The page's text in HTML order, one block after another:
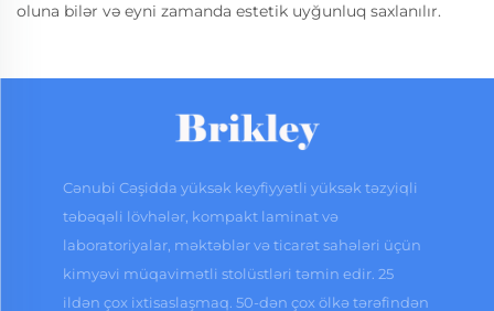
oluna bilər və eyni zamanda estetik uyğunluq saxlanılır.
Cənubi Cəşidda yüksək keyfiyyətli yüksək təzyiqli
təbəqəli lövhələr, kompakt laminat və
laboratoriyalar, məktəblər və ticarət sahələri üçün
kimyəvi müqavimətli stolüstləri təmin edir. 25
ildən çox ixtisaslaşmaq. 50-dən çox ölkə tərəfindən